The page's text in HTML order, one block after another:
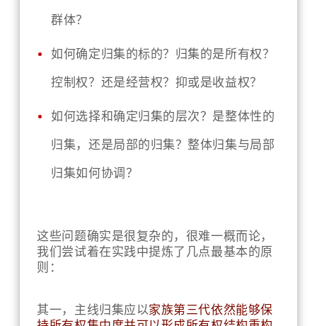
群体？
如何确定归集的标的？归集的是所有权？
控制权？还是经营权？抑或是收益权？
如何选择和确定归集的层次？是整体性的
归集，还是局部的归集？整体归集与局部
归集如何协调？
这些问题确实是很复杂的，很难一概而论，
我们尝试着在实践中提炼了几点最基本的原
则：
其一，主线归集应以家族第三代依然能够保